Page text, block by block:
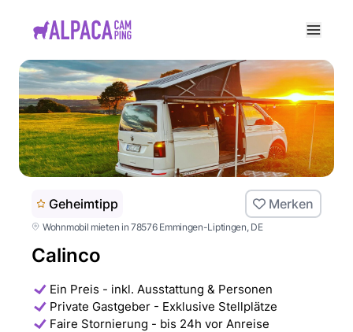
Wohnmobil mieten in 78576 Emmingen-Liptingen, DE
Calinco
Geheimtipp Merken
Ein Preis - inkl. Ausstattung & Personen
Private Gastgeber - Exklusive Stellplätze
Faire Stornierung - bis 24h vor Anreise